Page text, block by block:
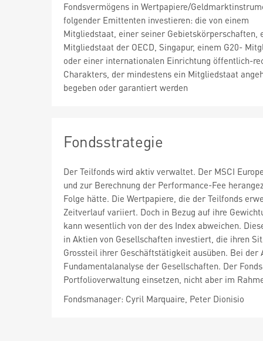
Fondsvermögens in Wertpapiere/
folgender Emittenten investieren: die von einem
Mitgliedstaat, einer seiner Gebietskörperschaften,
Mitgliedstaat der OECD, Singapur, einem G20-
oder einer internationalen Einrichtung öffentlich-
Charakters, der mindestens ein Mitgliedstaat
begeben oder garantiert werden
Fondsstrategie
Der Teilfonds wird aktiv verwaltet. Der MSCI
und zur Berechnung der Performance-Fee
Folge hätte. Die Wertpapiere, die der Teilfonds
Zeitverlauf variiert. Doch in Bezug auf ihre
kann wesentlich von der des Index abweichen.
in Aktien von Gesellschaften investiert, die ihren
Grossteil ihrer Geschäftstätigkeit ausüben. Bei
Fundamentalanalyse der Gesellschaften. Der
Portfolioverwaltung einsetzen, nicht aber im
Fondsmanager: Cyril Marquaire, Peter Dionisio